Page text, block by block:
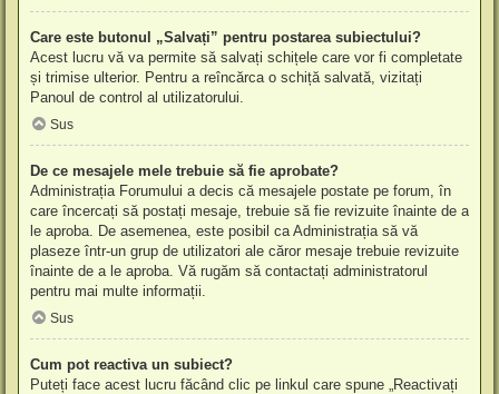
Care este butonul „Salvați” pentru postarea subiectului?
Acest lucru vă va permite să salvați schițele care vor fi completate
și trimise ulterior. Pentru a reîncărca o schiță salvată, vizitați
Panoul de control al utilizatorului.
Sus
De ce mesajele mele trebuie să fie aprobate?
Administrația Forumului a decis că mesajele postate pe forum, în
care încercați să postați mesaje, trebuie să fie revizuite înainte de a
le aproba. De asemenea, este posibil ca Administrația să vă
plaseze într-un grup de utilizatori ale căror mesaje trebuie revizuite
înainte de a le aproba. Vă rugăm să contactați administratorul
pentru mai multe informații.
Sus
Cum pot reactiva un subiect?
Puteți face acest lucru făcând clic pe linkul care spune „Reactivați